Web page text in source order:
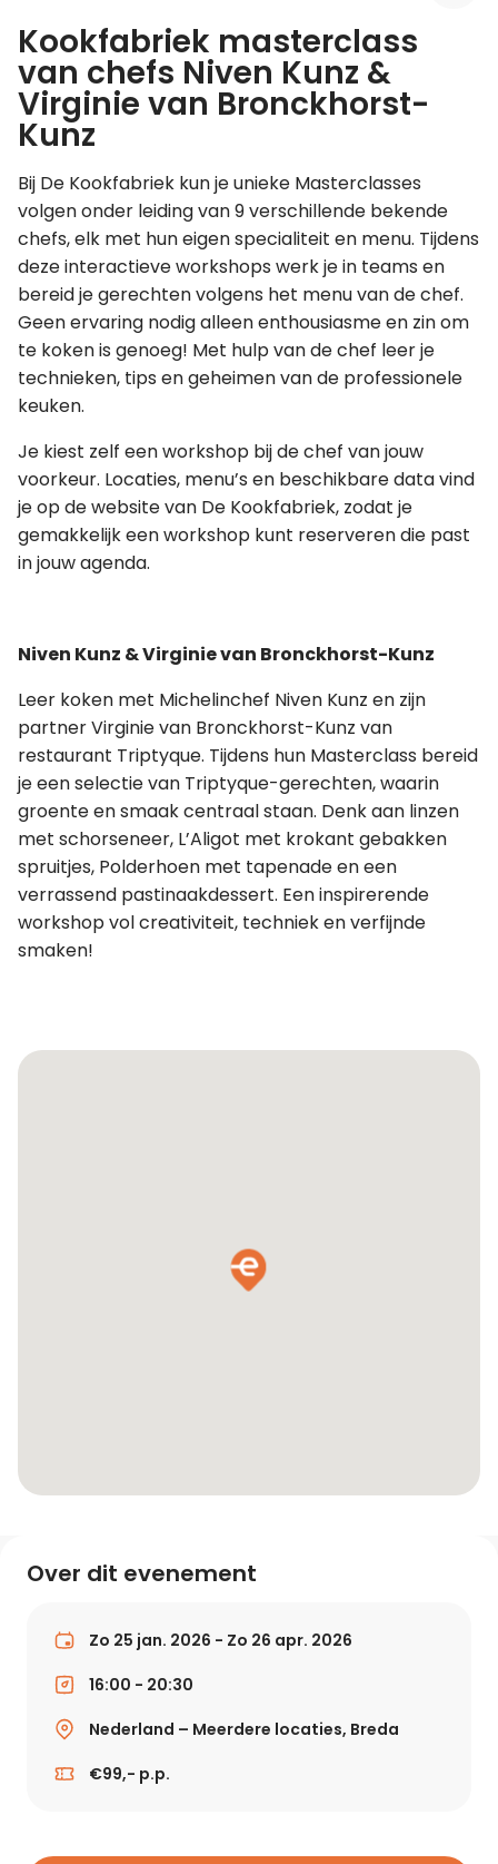
Leer koken als een chef
Kooktips & blogs
Kookfabriek masterclass
van chefs Niven Kunz &
Virginie van Bronckhorst-
Kunz
Bij De Kookfabriek kun je unieke Masterclasses
volgen onder leiding van 9 verschillende bekende
chefs, elk met hun eigen specialiteit en menu. Tijdens
deze interactieve workshops werk je in teams en
bereid je gerechten volgens het menu van de chef.
Geen ervaring nodig alleen enthousiasme en zin om
te koken is genoeg! Met hulp van de chef leer je
technieken, tips en geheimen van de professionele
keuken.
Je kiest zelf een workshop bij de chef van jouw
voorkeur. Locaties, menu’s en beschikbare data vind
je op de website van De Kookfabriek, zodat je
gemakkelijk een workshop kunt reserveren die past
in jouw agenda.
Niven Kunz & Virginie van Bronckhorst-Kunz
Leer koken met Michelinchef Niven Kunz en zijn
partner Virginie van Bronckhorst-Kunz van
restaurant Triptyque. Tijdens hun Masterclass bereid
je een selectie van Triptyque-gerechten, waarin
groente en smaak centraal staan. Denk aan linzen
met schorseneer, L’Aligot met krokant gebakken
spruitjes, Polderhoen met tapenade en een
verrassend pastinaakdessert. Een inspirerende
workshop vol creativiteit, techniek en verfijnde
smaken!
Over dit evenement
Zo 25 jan. 2026 - Zo 26 apr. 2026
16:00 - 20:30
Nederland – Meerdere locaties, Breda
€99,- p.p.